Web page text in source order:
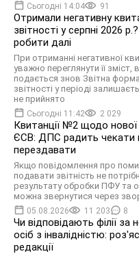
Сьогодні 14:04 91
Отримали негативну
звітності у серпні 2026
робити далі
При отриманні негативної
уважно переглянути її
подається знов Звітна
звітності у періоді
не прийнято
Сьогодні 11:42 2 029
Квитанції №2 щодо
ЄСВ: ДПС радить чекати
перездавати
Якщо повідомлення про
подавати звітність не
результату обробки ПФУ та
можна звернутися через
05.08.2026 11 203 8
Чи відповідають філії
осіб з інвалідністю:
редакції